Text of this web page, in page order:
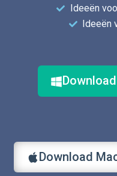
Ideeën
Ideeën
Download